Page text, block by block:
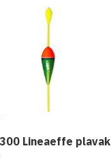
Lineaeffe plavak